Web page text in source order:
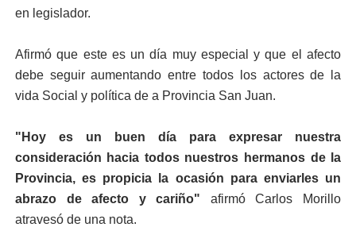
en legislador.
Afirmó que este es un día muy especial y que el afecto
debe seguir aumentando entre todos los actores de la
vida Social y política de a Provincia San Juan.
"Hoy es un buen día para expresar nuestra
consideración hacia todos nuestros hermanos de la
Provincia, es propicia la ocasión para enviarles un
abrazo de afecto y cariño" afirmó Carlos Morillo
atravesó de una nota.